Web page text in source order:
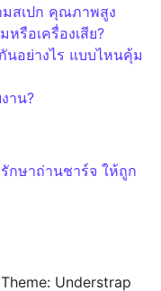
มสเปก คุณภาพสูง
หรือเครื่องเสีย?
นอย่างไร แบบไหนคุ้ม
าน?
กษาถ่านชาร์จ ให้ถูก
Theme: Understrap